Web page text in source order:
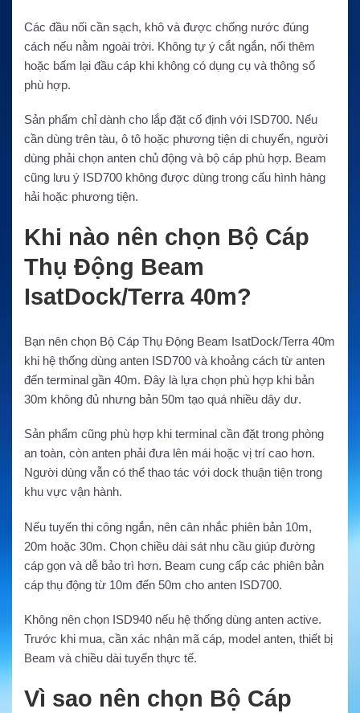
Các đầu nối cần sạch, khô và được chống nước đúng
cách nếu nằm ngoài trời. Không tự ý cắt ngắn, nối thêm
hoặc bấm lại đầu cáp khi không có dụng cụ và thông số
phù hợp.
Sản phẩm chỉ dành cho lắp đặt cố định với ISD700. Nếu
cần dùng trên tàu, ô tô hoặc phương tiện di chuyển, người
dùng phải chọn anten chủ động và bộ cáp phù hợp. Beam
cũng lưu ý ISD700 không được dùng trong cấu hình hàng
hải hoặc phương tiện.
Khi nào nên chọn Bộ Cáp
Thụ Động Beam
IsatDock/Terra 40m?
Bạn nên chọn Bộ Cáp Thụ Động Beam IsatDock/Terra 40m
khi hệ thống dùng anten ISD700 và khoảng cách từ anten
đến terminal gần 40m. Đây là lựa chọn phù hợp khi bản
30m không đủ nhưng bản 50m tạo quá nhiều dây dư.
Sản phẩm cũng phù hợp khi terminal cần đặt trong phòng
an toàn, còn anten phải đưa lên mái hoặc vị trí cao hơn.
Người dùng vẫn có thể thao tác với dock thuận tiện trong
khu vực vận hành.
Nếu tuyến thi công ngắn, nên cân nhắc phiên bản 10m,
20m hoặc 30m. Chọn chiều dài sát nhu cầu giúp đường
cáp gọn và dễ bảo trì hơn. Beam cung cấp các phiên bản
cáp thụ động từ 10m đến 50m cho anten ISD700.
Không nên chọn ISD940 nếu hệ thống dùng anten active.
Trước khi mua, cần xác nhận mã cáp, model anten, thiết bị
Beam và chiều dài tuyến thực tế.
Vì sao nên chọn Bộ Cáp